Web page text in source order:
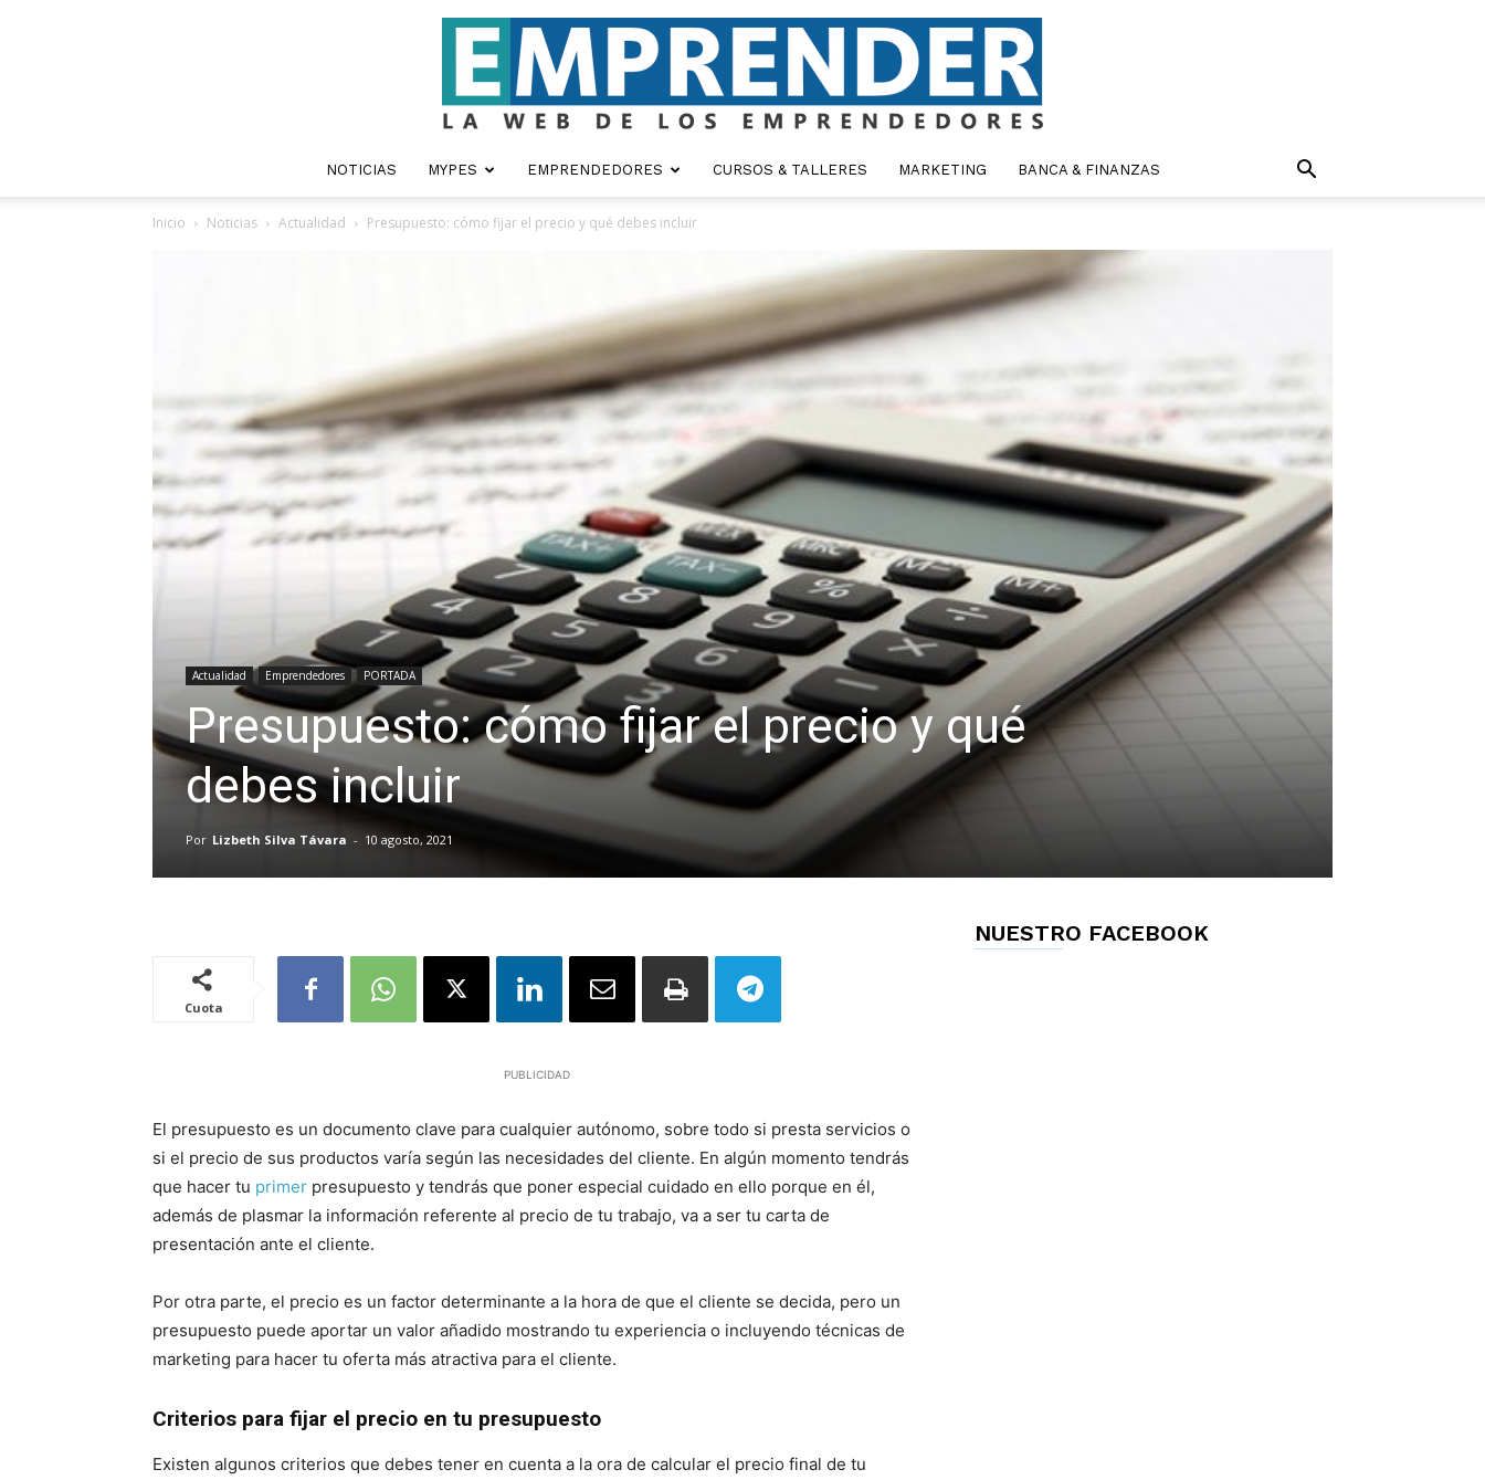
NOTICIAS MYPES EMPRENDEDORES CURSOS & TALLERES MARKETING BANCA & FINANZAS
Inicio Noticias Actualidad Presupuesto: cómo fijar el precio y qué debes incluir
Actualidad Emprendedores PORTADA
Presupuesto: cómo fijar el precio y qué
debes incluir
Por Lizbeth Silva Távara - 10 agosto, 2021
Cuota
PUBLICIDAD
El presupuesto es un documento clave para cualquier autónomo, sobre todo si presta servicios o
si el precio de sus productos varía según las necesidades del cliente. En algún momento tendrás
que hacer tu primer presupuesto y tendrás que poner especial cuidado en ello porque en él,
además de plasmar la información referente al precio de tu trabajo, va a ser tu carta de
presentación ante el cliente.
Por otra parte, el precio es un factor determinante a la hora de que el cliente se decida, pero un
presupuesto puede aportar un valor añadido mostrando tu experiencia o incluyendo técnicas de
marketing para hacer tu oferta más atractiva para el cliente.
Criterios para fijar el precio en tu presupuesto
Existen algunos criterios que debes tener en cuenta a la ora de calcular el precio final de tu
NUESTRO FACEBOOK